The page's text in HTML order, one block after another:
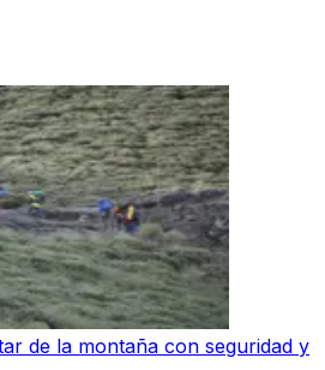
de la montaña con seguridad y